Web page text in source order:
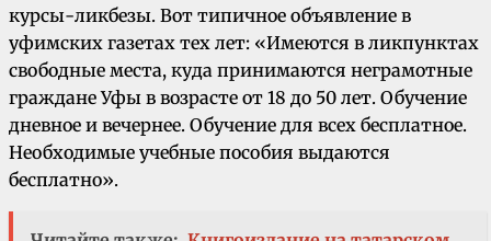
курсы-ликбезы. Вот типичное объявление в
уфимских газетах тех лет: «Имеются в ликпунктах
свободные места, куда принимаются неграмотные
граждане Уфы в возрасте от 18 до 50 лет. Обучение
дневное и вечернее. Обучение для всех бесплатное.
Необходимые учебные пособия выдаются
бесплатно».